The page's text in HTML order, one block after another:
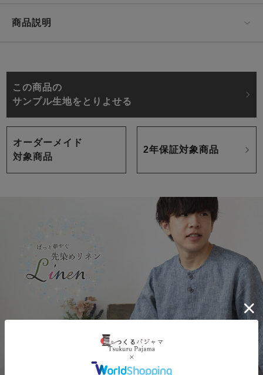
商品説明
この商品の
サンプル生地をとりよせる
オーダーメイド
対象商品
2年保証対象商品